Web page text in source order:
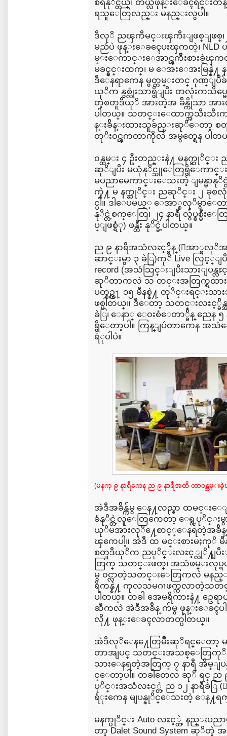
စံရနုိင္တယ္၊ တယ္လီဖုန္းေခၚရင္းတ
ရသူေတြလည္း မနည္းလွပါ။
ဒီလုိ ညၾကီမင္းၾကီးျဖစ္ျဖစ္၊
မညဴပဲ ဖုန္းေခၚေပးၾကတဲ့၊ NLD
မ္းေကာင္းေအာင္ၾကိဳးစားခဲ့ၾက
မခင္နွင္းထက္၊ မ ေအးေအးမြန္
ဒီေနရာကေန မွတ္တမ္းတင္ ဂုဏ္ျပဳခ်
ယုိက နွစ္လုံးသာရွိျပီး တလုံးကသိ
တဲ့စတူဒီယုိ အားတဲ့အ ခ်ိန္ကိုသာ အ
ပါတယ္။ သတင္းေထာက္အသီးသီး
န္းခ်ိန္းထားသူခ်ည္းဆုိေတာ့ စ
တုိး၀င္ၾကတာကိုလဲ အမွတ္ရေန ပါတ
၀န္ထမ္း ၄ ဦးတည္းနဲ႔ မနက္ဆုိ
ဆုိျပီး မယုံနုိင္သူေတြရွိေကာင္းရွိ
မပညာမေကာင္းေသးတဲ့ ျမန္မာ
က္နဲ႔ မ နက္ဆုိင္း ညဆုိင္း ၂ ခုစ
င္ပါ။ ဒါေပမယ့္ ေအာ္စလုိမွာ
နုိင္တဲ့စက္ေတြ၊ ၂၄ နာရီ လွ်ပ္စစ္မီ
ပ္ျဖစ္ရံု) ဖန္တီး နုိင္ခဲ့ပါတယ္။
ည ၉ နာရီအသံလႊင့္ခ်ိန္ (ေအာ္စလုိအ
ဆာင္းမွာ ၃ ခဲြ)ကုိ Live လြင့္
record (အသံသြင္းျပီးသားျပန္
ဆုိတာကလဲ သ တင္းအတြက္ရထားတဲ့
ပတ္စဥ္က႑ ၁၅ မီနစ္နဲ႔ တုိင္းရင္းသား
ဖစ္ပါတယ္။ ဒီေတာ့ သတင္းလႊင့္ခ်ိန္အ
ခဲြ၊ ေနာ္ ေ၀းစံေတာ္ခ်ိန္ ညေ
ရွိေတာ့ပါ။ ကြန္ျပဴတာကေန
ရံုပါပဲ။
(မနက္ ၉ နာရီကေန ည ၉ နာရီအထိ တာ၀န္ထမ္း
အဲဒီအခ်ိန္က်မွ ေန႔လည္စာ ထမင္းေ
ခံနုိင္တဲ့လူေတြကေတာ့ ေရွ့ပုိင္း
ယုိမအားလုိ႔ေစာင့္ေနရတဲ့အခ်ိန္
ၾကေပါ့။ အဲဒီ ထ မင္းစားမႈကုိ
စတူဒီယုိက ညပုိင္းလႊင့္လုိ႔ျပီး
တြက္ သတင္းဖတ္၊ အသံဖမ္းလုပ္ရ
မွ ၀င္လာတဲ့သတင္းေတြကလဲ မနည္
ရိကန္နဲ႔ ကုလသမဂၢဖက္ကလာတဲ့သတ
ပါတယ္။ တခါ အေမရိကားနဲ႔ ဥေရ
ဆီကလဲ အဲဒီအခ်ိန္ က်မွ ဖုန္းေခၚပ
လို႔ ဖုန္းေခၚလာတတ္ပါတယ္။
အဲဒီလုိေန႔ေတြမ်ဳိးဆုိရင္ေတာ့ မ
တာအျပင္ သတင္းအသစ္ေတြကုိပ
သားေနရတဲ့အတြက္ ၇ နာရီ အိမ္
င္ေတာ့ပါ။ တခါတေလ ဆုိ ရင္ ည
ပုိင္းအသံလႊင့္တဲ့ ည ၁၂ နာရီခဲြ (ျ
ရံုးကေန မျပန္နုိင္ေသးတဲ့ ေန႔ရ
မနက္ပုိင္း Auto လႊင့္တဲ့ နည္းပ
တာ့ Dalet Sound System ဆုိတဲ့